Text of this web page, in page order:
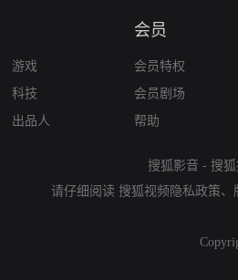
游戏
科技
出品人
会员
会员特权
会员剧场
帮助
搜狐影音 - 搜
请仔细阅读 搜狐视频隐私政策、